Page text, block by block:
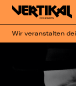
Wir veranstalten